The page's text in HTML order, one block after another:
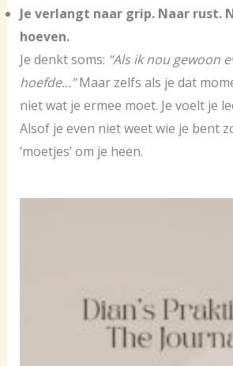
Je verlangt naar grip. Naar rust.
hoeven.
Je denkt soms: “Als ik nou gewoon
hoefde…”Maar zelfs als je dat
niet wat je ermee moet. Je voelt je
Alsof je even niet weet wie je bent
‘moetjes’ om je heen.